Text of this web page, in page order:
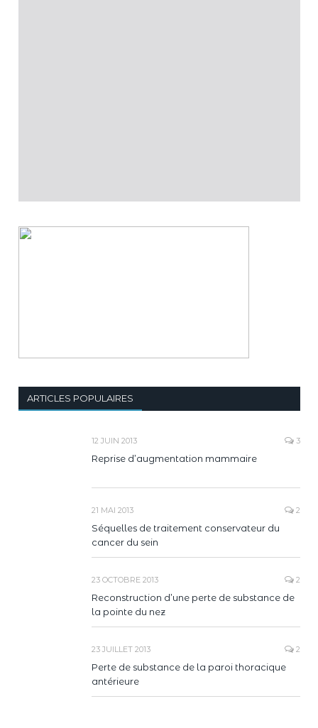
ARTICLES POPULAIRES
12 JUIN 2013 3
Reprise d’augmentation mammaire
21 MAI 2013 2
Séquelles de traitement conservateur du
cancer du sein
23 OCTOBRE 2013 2
Reconstruction d’une perte de substance de
la pointe du nez
23 JUILLET 2013 2
Perte de substance de la paroi thoracique
antérieure